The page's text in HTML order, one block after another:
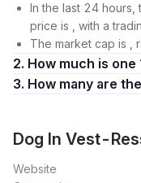
In the last 24 hours,
price is , with a
The market cap is ,
2. How much is one
3. How many
Dog In Vest-
Website